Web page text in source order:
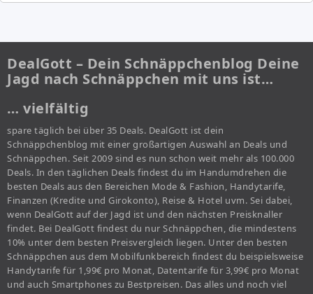
DealGott – Dein Schnäppchenblog Deine
Jagd nach Schnäppchen mit uns ist…
… vielfältig
spare täglich bei über 35 Deals. DealGott ist dein
Schnäppchenblog mit einer großartigen Auswahl an Deals und
Schnäppchen. Seit 2009 sind es nun schon weit mehr als 100.000
Deals. In den täglichen Deals findest du im Handumdrehen die
besten Deals aus den Bereichen Mode & Fashion, Handytarife,
Finanzen (Kredite und Girokonto), Reise & Hotel uvm. Sei dabei,
wenn DealGott auf der Jagd ist und den nächsten Preisknaller
findet. Bei DealGott findest du nur Schnäppchen, die mindestens
10% unter dem besten Preisvergleich liegen. Unter den besten
Schnäppchen aus dem Mobilfunkbereich findest du beispielsweise
Handytarife für 1,99€ pro Monat, Datentarife für 3,99€ pro Monat
und auch Smartphones zu Bestpreisen. Das alles und noch viel